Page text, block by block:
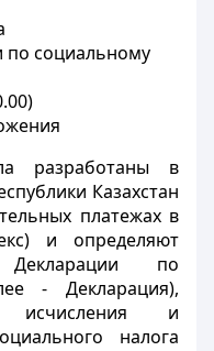
по социальному
разработаны в
Казахстан
платежах в
и определяют
Декларации по
- Декларация),
исчисления и
налога